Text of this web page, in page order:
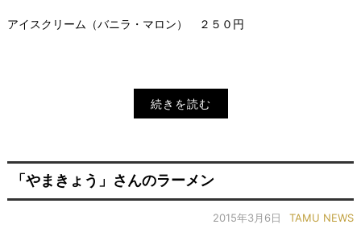
アイスクリーム（バニラ・マロン） ２５０円
続きを読む
「やまきょう」さんのラーメン
2015年3月6日 TAMU NEWS